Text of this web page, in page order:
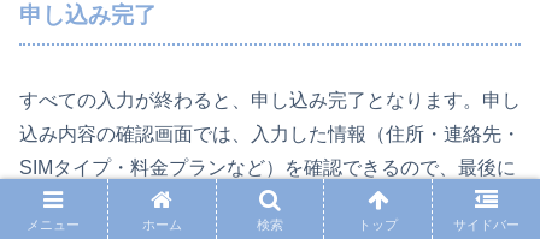
申し込み完了
すべての入力が終わると、申し込み完了となります。申し
込み内容の確認画面では、入力した情報（住所・連絡先・
SIMタイプ・料金プランなど）を確認できるので、最後に
よくチェックしましょう。
メニュー ホーム 検索 トップ サイドバー